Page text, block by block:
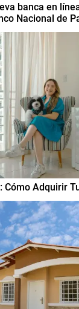
banca en
Nacional de
Cómo Adquirir